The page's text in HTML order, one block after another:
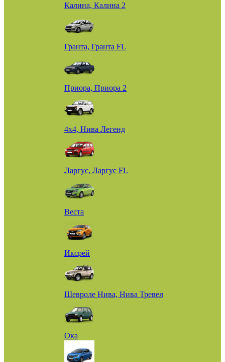
Калина, Калина 2
Гранта, Гранта FL
Приора, Приора 2
4х4, Нива Легенд
Ларгус, Ларгус FL
Веста
Иксрей
Шевроле Нива, Нива Тревел
Ока